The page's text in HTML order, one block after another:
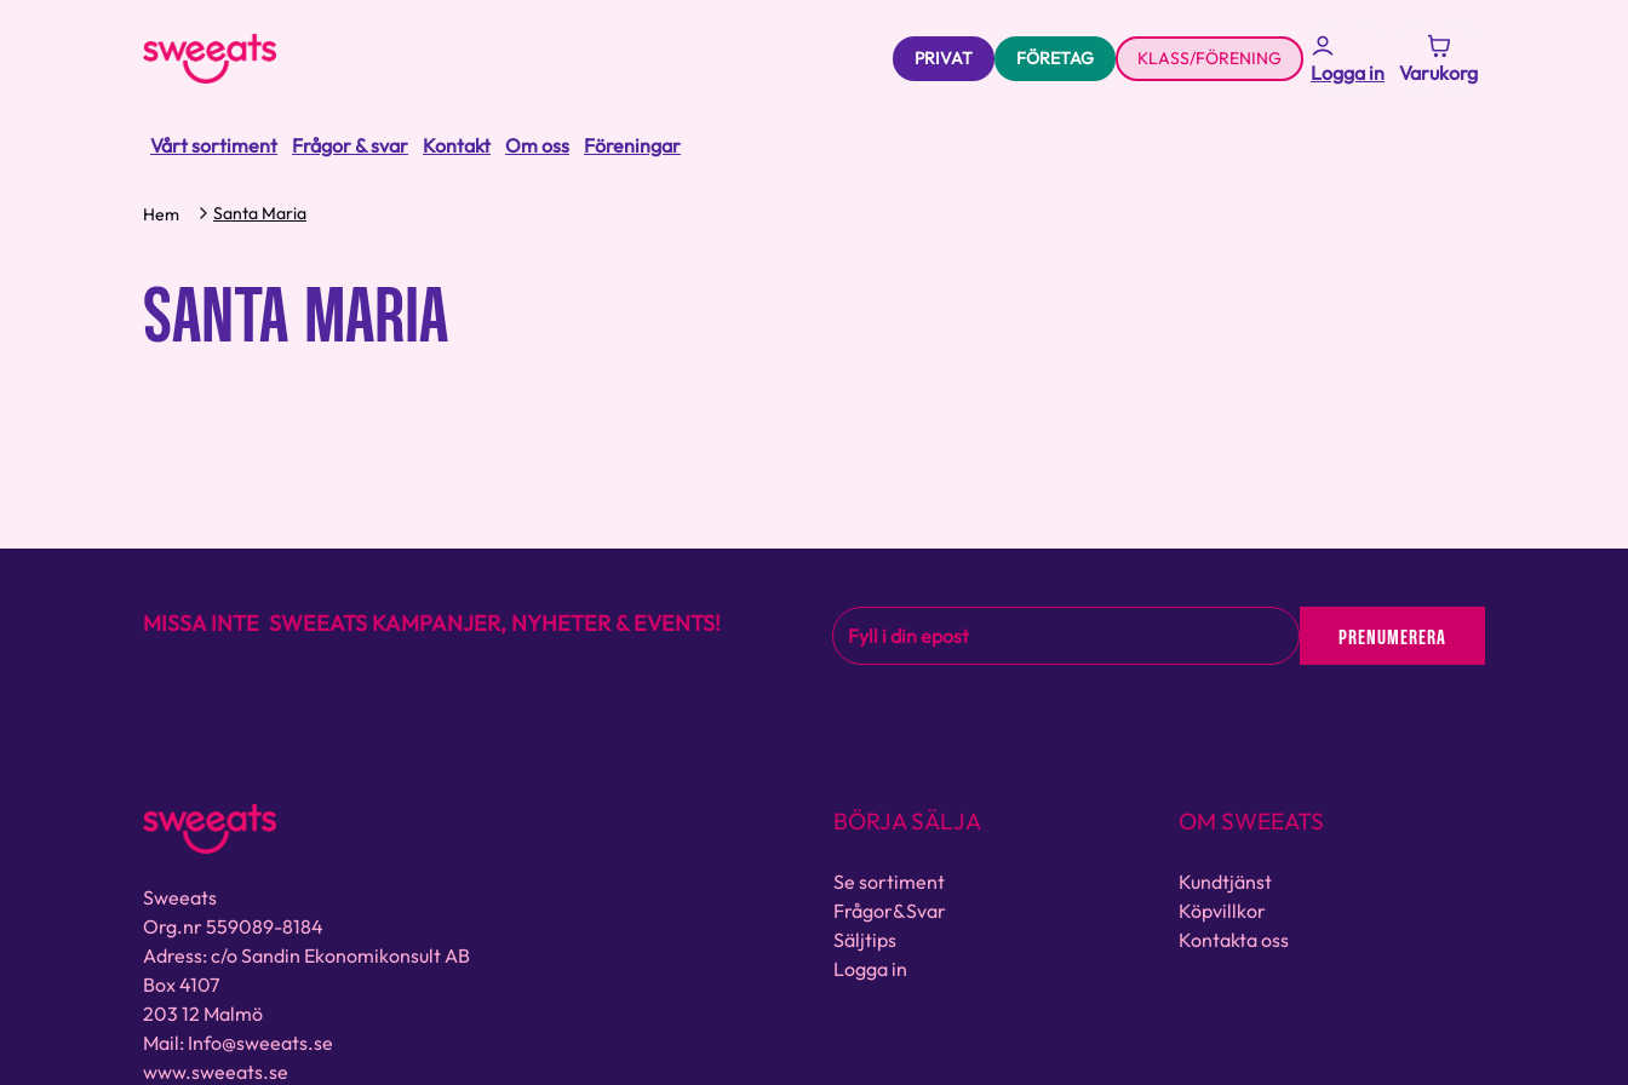
PRIVAT FÖRETAG KLASS/FÖRENING
Logga in Varukorg
Vårt sortiment Frågor & svar Kontakt Om oss Föreningar
Hem Santa Maria
SANTA MARIA
MISSA INTE SWEEATS KAMPANJER, NYHETER & EVENTS! PRENUMERERA
Sweeats
Org.nr 559089-8184
Adress: c/o Sandin Ekonomikonsult AB
Box 4107
203 12 Malmö
Mail: Info@sweeats.se
www.sweeats.se
BÖRJA SÄLJA
Se sortiment
Frågor&Svar
Säljtips
Logga in
OM SWEEATS
Kundtjänst
Köpvillkor
Kontakta oss